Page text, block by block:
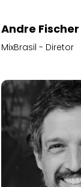
Andre Fischer
MixBrasil - Diretor